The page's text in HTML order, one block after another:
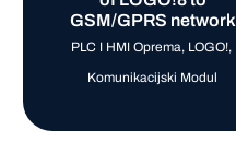
GSM/GPRS network
PLC I HMI Oprema, LOGO!,
Komunikacijski Modul